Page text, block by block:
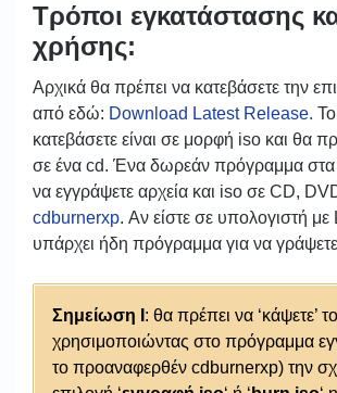
Τρόποι εγκατάστασης
χρήσης:
Αρχικά θα πρέπει να κατεβάσετε την
από εδώ: Download Latest Release.
κατεβάσετε είναι σε μορφή iso και θα
σε ένα cd. Ένα δωρεάν πρόγραμμα στα
να εγγράψετε αρχεία και iso σε CD,
cdburnerxp. Αν είστε σε υπολογιστή με
υπάρχει ήδη πρόγραμμα για να
Σημείωση I : θα πρέπει να ‘κάψετε’
χρησιμοποιώντας στο πρόγραμμα
το προαναφερθέν cdburnerxp) την